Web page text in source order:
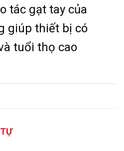
tác gạt tay của
giúp thiết bị có
tuổi thọ cao